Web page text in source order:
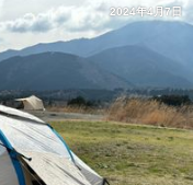
2024年4月7日